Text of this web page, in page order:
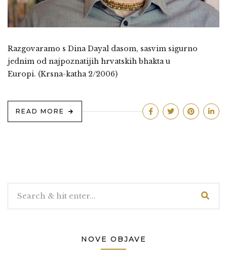
Razgovaramo s Dina Dayal dasom, sasvim sigurno
jednim od najpoznatijih hrvatskih bhakta u
Europi. (Krsna-katha 2/2006)
READ MORE
NOVE OBJAVE